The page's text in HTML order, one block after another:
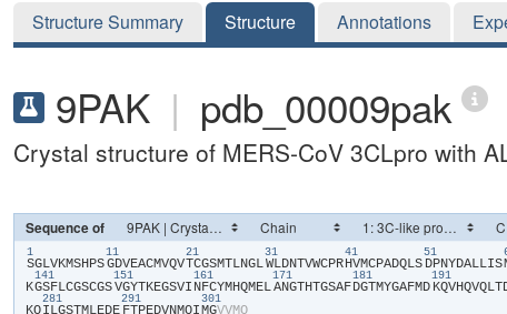
Structure Summary Structure Annotations
9PAK | pdb_00009pak
Crystal structure of MERS-CoV 3CLpro with
Sequence of
1
​S​​G​​L​​V​​K​​M​​S​​H​​P​​S​
11
​G​​D​​V​​E​​A​​C​​M​​V​​Q​​V​
21
​T​​C​​G​​S​​M​​T​​L​​N​​G​​L​
31
​W​​L​​D​​N​​T​​V​​W​​C​​P​​R​
41
​H​​V​​M​​C​​P​​A​​D​​Q​​L​​S​
51
​D​​P​​N​​Y​​D​​A​​L​​L​​I​​S​
K​
141
​G​​S​​F​​L​​C​​G​​S​​C​​G​​S​
151
​V​​G​​Y​​T​​K​​E​​G​​S​​V​​I​
161
​N​​F​​C​​Y​​M​​H​​Q​​M​​E​​L​
171
​A​​N​​G​​T​​H​​T​​G​​S​​A​​F​
181
​D​​G​​T​​M​​Y​​G​​A​​F​​M​​D​
191
​K​​Q​​V​​H​​Q​​V​​Q​​L​​T​
K​​Q​
281
​I​​L​​G​​S​​T​​M​​L​​E​​D​​E​
291
​F​​T​​P​​E​​D​​V​​N​​M​​Q​​I​
301
​M​​G​​V​​V​​M​​Q​